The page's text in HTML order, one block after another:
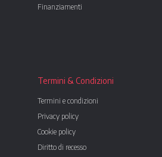
Finanziamenti
Termini & Condizioni
Termini e condizioni
Privacy policy
Cookie policy
Diritto di recesso